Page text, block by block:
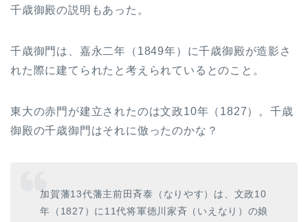
千歳御殿の説明もあった。
千歳御門は、嘉永二年（1849年）に千歳御殿が造影さ
れた際に建てられたと考えられているとのこと。
東大の赤門が建立されたのは文政10年（1827）。千歳
御殿の千歳御門はそれに倣ったのかな？
加賀藩13代藩主前田斉泰（なりやす）は、文政10
年（1827）に11代将軍徳川家斉（いえなり）の娘